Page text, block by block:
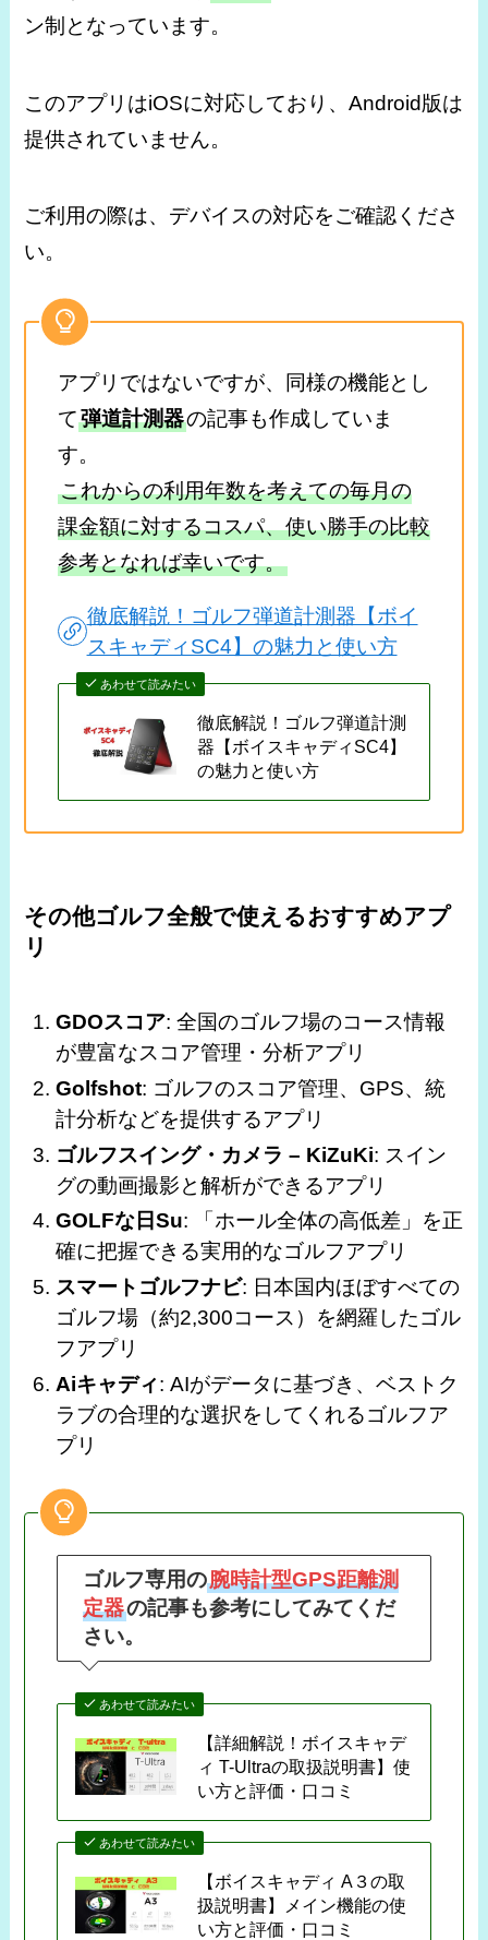
ン制となっています。
このアプリはiOSに対応しており、Android版は
提供されていません。
ご利用の際は、デバイスの対応をご確認くださ
い。
アプリではないですが、同様の機能とし
て弾道計測器の記事も作成していま
す。
これからの利用年数を考えての毎月の
課金額に対するコスパ、使い勝手の比較
参考となれば幸いです。
徹底解説！ゴルフ弾道計測器【ボイ
スキャディSC4】の魅力と使い方
あわせて読みたい
徹底解説！ゴルフ弾道計測
器【ボイスキャディSC4】
の魅力と使い方
その他ゴルフ全般で使えるおすすめアプ
リ
GDOスコア: 全国のゴルフ場のコース情報
が豊富なスコア管理・分析アプリ
Golfshot: ゴルフのスコア管理、GPS、統
計分析などを提供するアプリ
ゴルフスイング・カメラ – KiZuKi: スイン
グの動画撮影と解析ができるアプリ
GOLFな日Su: 「ホール全体の高低差」を正
確に把握できる実用的なゴルフアプリ
スマートゴルフナビ: 日本国内ほぼすべての
ゴルフ場（約2,300コース）を網羅したゴル
フアプリ
Aiキャディ: AIがデータに基づき、ベストク
ラブの合理的な選択をしてくれるゴルフア
プリ
ゴルフ専用の腕時計型GPS距離測
定器の記事も参考にしてみてくだ
さい。
あわせて読みたい
【詳細解説！ボイスキャデ
ィ T-Ultraの取扱説明書】使
い方と評価・口コミ
あわせて読みたい
【ボイスキャディ A３の取
扱説明書】メイン機能の使
い方と評価・口コミ